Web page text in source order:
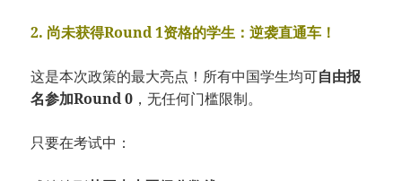
2. 尚未获得Round 1资格的学生：逆袭直通车！
这是本次政策的最大亮点！所有中国学生均可自由报
名参加Round 0 ，无任何门槛限制。
只要在考试中：